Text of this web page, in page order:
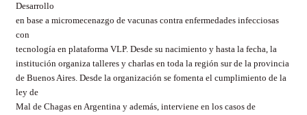
Desarrollo
en base a micromecenazgo de vacunas contra enfermedades infecciosas
con
tecnología en plataforma VLP. Desde su nacimiento y hasta la fecha, la
institución organiza talleres y charlas en toda la región sur de la provincia
de Buenos Aires. Desde la organización se fomenta el cumplimiento de la
ley de
Mal de Chagas en Argentina y además, interviene en los casos de